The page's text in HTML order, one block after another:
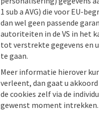
1 sub a AVG) die voor EU-
dan wel geen passende
autoriteiten in de VS in het
tot verstrekte gegevens en
te gaan.
Meer informatie hierover
verleent, dan gaat u
de cookies zelf via de
gewenst moment intrekken.